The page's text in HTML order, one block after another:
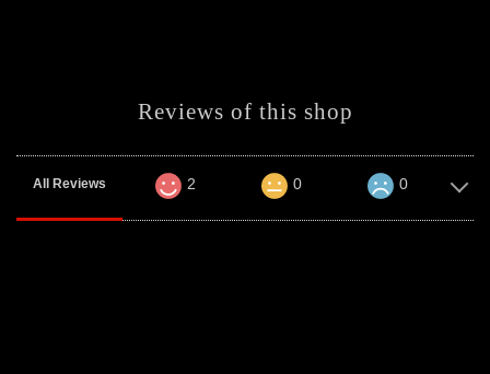
Reviews of this shop
All Reviews 2 0 0